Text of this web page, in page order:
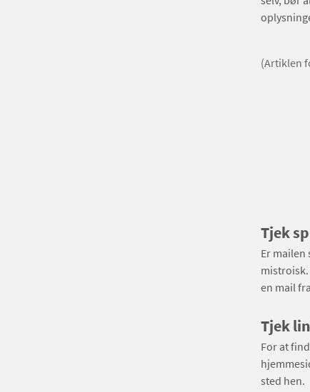
(Artiklen
Tjek
Er
mistroisk.
en mail
Tjek
For at
sted hen.